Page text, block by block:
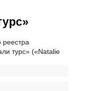
турс» («Natalie